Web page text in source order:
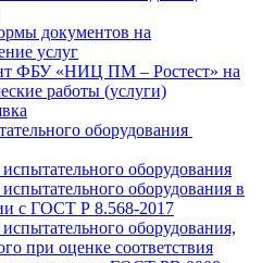
документов на
услуг
ФБУ «НИЦ ПМ – Ростест» на
работы (услуги)
оборудования
испытательного оборудования
оборудования в
с ГОСТ Р 8.568-2017
оборудования,
при оценке соответствия